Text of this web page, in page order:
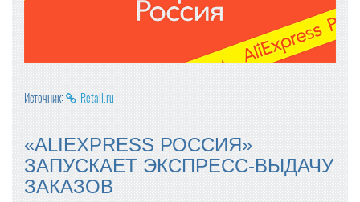
Источник: Retail.ru
«ALIEXPRESS РОССИЯ»
ЗАПУСКАЕТ ЭКСПРЕСС-ВЫДАЧУ
ЗАКАЗОВ